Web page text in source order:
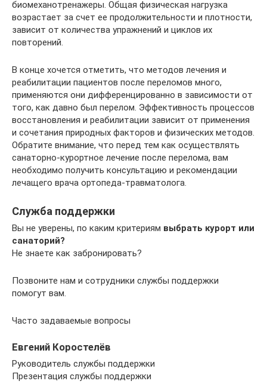
биомеханотренажеры. Общая физическая нагрузка
возрастает за счет ее продолжительности и плотности,
зависит от количества упражнений и циклов их
повторений.
В конце хочется отметить, что методов лечения и
реабилитации пациентов после переломов много,
применяются они дифференцированно в зависимости от
того, как давно был перелом. Эффективность процессов
восстановления и реабилитации зависит от применения
и сочетания природных факторов и физических методов.
Обратите внимание, что перед тем как осуществлять
санаторно-курортное лечение после перелома, вам
необходимо получить консультацию и рекомендации
лечащего врача ортопеда-травматолога.
Служба поддержки
Вы не уверены, по каким критериям выбрать курорт или
санаторий?
Не знаете как забронировать?
Позвоните нам и сотрудники службы поддержки
помогут вам.
Часто задаваемые вопросы
Евгений Коростелёв
Руководитель службы поддержки
Презентация службы поддержки